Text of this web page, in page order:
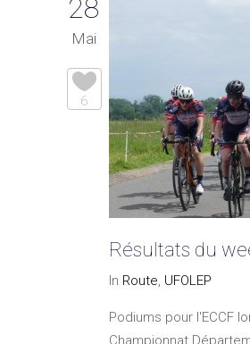
28
Mai
6
Résultats du
In Route UFOLEP
Podiums pour l'ECCF
Championnat